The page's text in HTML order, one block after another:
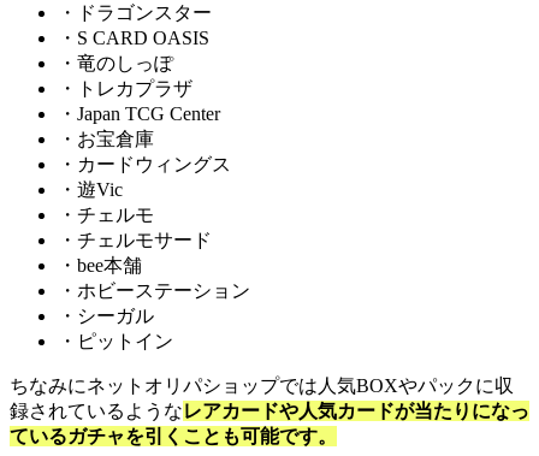
・ドラゴンスター
・S CARD OASIS
・竜のしっぽ
・トレカプラザ
・Japan TCG Center
・お宝倉庫
・カードウィングス
・遊Vic
・チェルモ
・チェルモサード
・bee本舗
・ホビーステーション
・シーガル
・ピットイン
ちなみにネットオリパショップでは人気BOXやパックに収
録されているようなレアカードや人気カードが当たりになっ
ているガチャを引くことも可能です。